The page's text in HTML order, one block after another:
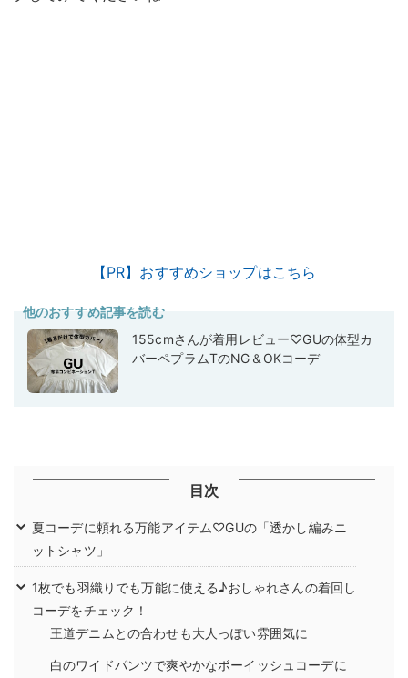
【PR】おすすめショップはこちら
他のおすすめ記事を読む
155cmさんが着用レビュー♡GUの体型カ
バーペプラムTのNG＆OKコーデ
目次
夏コーデに頼れる万能アイテム♡GUの「透かし編みニ
ットシャツ」
1枚でも羽織りでも万能に使える♪おしゃれさんの着回し
コーデをチェック！
王道デニムとの合わせも大人っぽい雰囲気に
白のワイドパンツで爽やかなボーイッシュコーデに